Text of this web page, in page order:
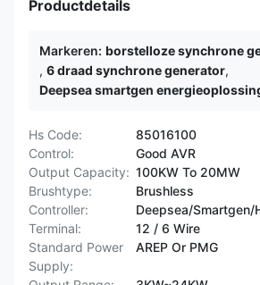
Productdetails
Markeren: borstelloze synchrone
, 6 draad synchrone generator,
Deepsea smartgen
Hs Code:
85016100
Control:
Good AVR
Output Capacity: 100KW To 20MW
Brushtype:
Brushless
Controller:
Deepsea/Smartgen/
Terminal:
12 / 6 Wire
Standard Power
Supply:
AREP Or PMG